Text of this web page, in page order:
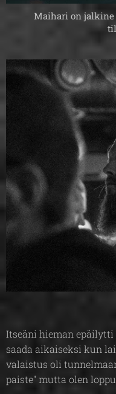
Maihari on
Itseäni hieman
saada aikaiseksi kun
valaistus oli
paiste" mutta olen